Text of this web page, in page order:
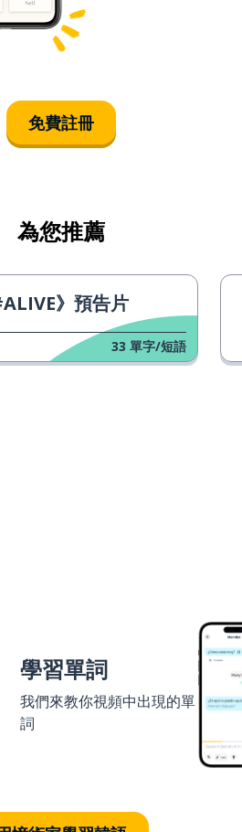
免費註冊
為您推薦
》預告片
33 單字/短語
學習單詞
我們來教你視頻中出現的單
詞